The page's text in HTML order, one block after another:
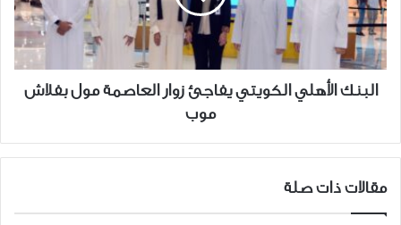
العاصمة
مول
بفلاش
موب
البنك الأهلي الكويتي يفاجئ زوار العاصمة مول بفلاش
موب
مقالات ذات صلة